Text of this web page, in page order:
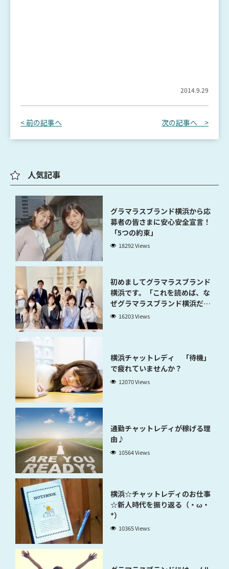
2014.9.29
< 前の記事へ 次の記事へ >
人気記事
グラマラスブランド横浜から応
募者の皆さまに安心安全宣言！
「5つの約束」
18292 Views
初めましてグラマラスブランド
横浜です。「これを読めば、な
ぜグラマラスブランド横浜だと
稼げるのかが分かります」
16203 Views
横浜チャットレディ 「待機」
で疲れていませんか？
12070 Views
通勤チャットレディが稼げる理
由♪
10564 Views
横浜☆チャットレディのお仕事
☆新人時代を振り返る（・ω・
*）
10365 Views